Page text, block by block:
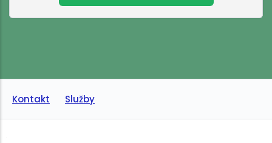
Kontakt Služby